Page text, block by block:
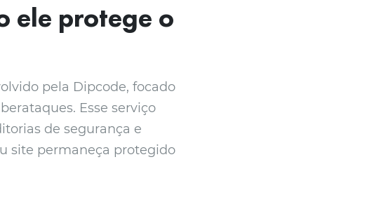
ele protege o
pela Dipcode, focado
Esse serviço
de segurança e
site permaneça protegido